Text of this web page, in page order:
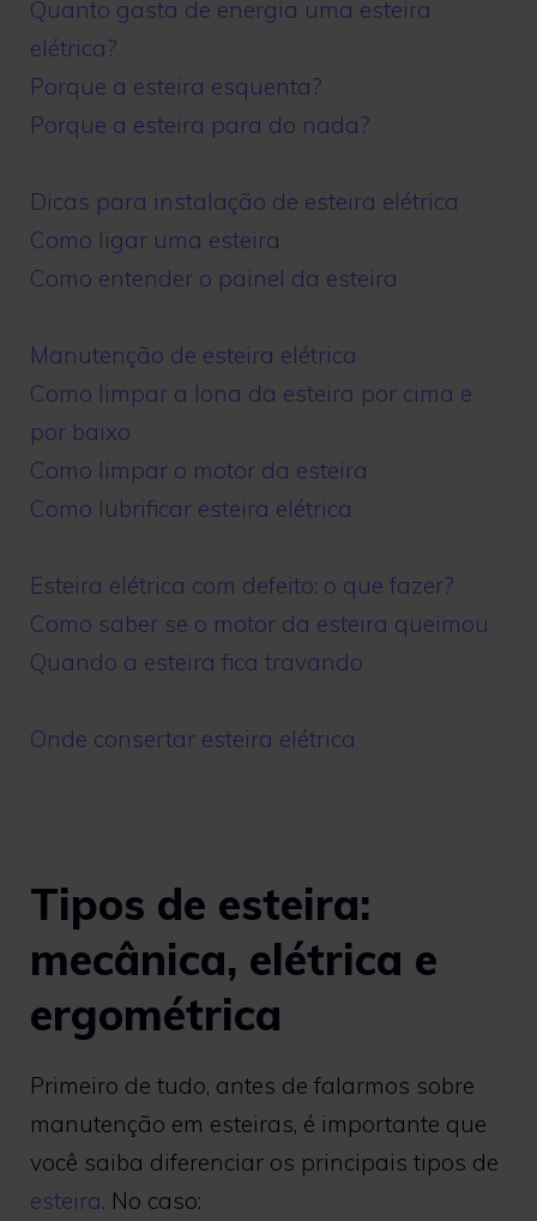
Quanto gasta de energia uma esteira
elétrica?
Porque a esteira esquenta?
Porque a esteira para do nada?
Dicas para instalação de esteira elétrica
Como ligar uma esteira
Como entender o painel da esteira
Manutenção de esteira elétrica
Como limpar a lona da esteira por cima e
por baixo
Como limpar o motor da esteira
Como lubrificar esteira elétrica
Esteira elétrica com defeito: o que fazer?
Como saber se o motor da esteira queimou
Quando a esteira fica travando
Onde consertar esteira elétrica
Tipos de esteira:
mecânica, elétrica e
ergométrica
Primeiro de tudo, antes de falarmos sobre
manutenção em esteiras, é importante que
você saiba diferenciar os principais tipos de
esteira. No caso: